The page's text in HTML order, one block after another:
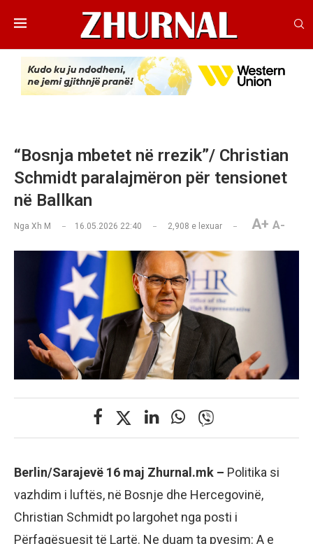
“Bosnja mbetet në rrezik”/ Christian
Schmidt paralajmëron për tensionet
në Ballkan
Nga Xh M 16.05.2026 22:40 2,908 e lexuar A+ A-
Berlin/Sarajevë 16 maj Zhurnal.mk – Politika si
vazhdim i luftës, në Bosnje dhe Hercegovinë,
Christian Schmidt po largohet nga posti i
Përfaqësuesit të Lartë. Ne duam ta pyesim: A e